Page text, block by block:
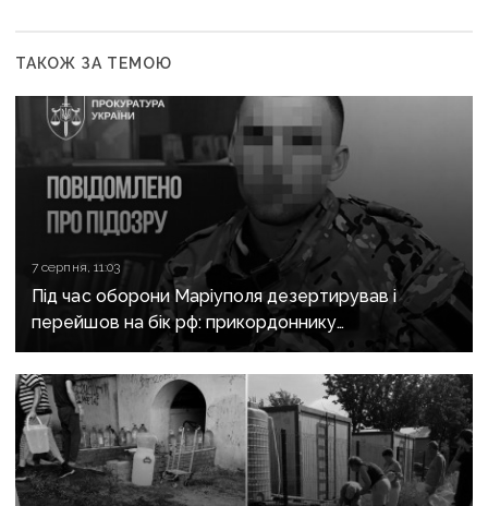
ТАКОЖ ЗА ТЕМОЮ
7 серпня, 11:03
Під час оборони Маріуполя дезертирував і
перейшов на бік рф: прикордоннику
з «Азовсталі» повідомили про підозру